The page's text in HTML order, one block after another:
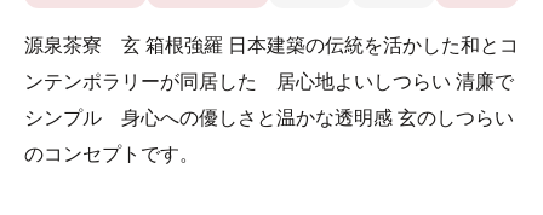
源泉茶寮 玄 箱根強羅 日本建築の伝統を活かした和とコ
ンテンポラリーが同居した 居心地よいしつらい 清廉で
シンプル 身心への優しさと温かな透明感 玄のしつらい
のコンセプトです。